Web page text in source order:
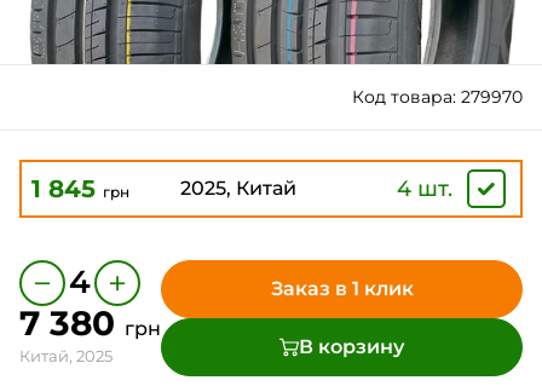
Код товара: 279970
1 845 грн 2025, Китай 4 шт.
− 4 +
7 380 грн
Китай, 2025
Заказ в 1 клик
В корзину